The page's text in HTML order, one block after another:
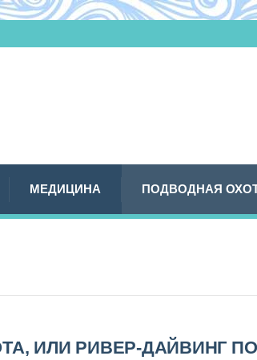
МЕДИЦИНА ПОДВОДНАЯ
ИЛИ РИВЕР-ДАЙВИНГ